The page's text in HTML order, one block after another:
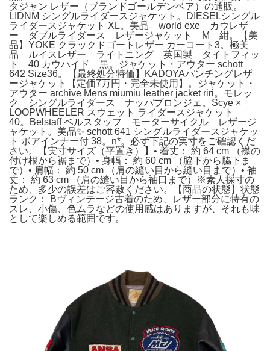
タジャン レザー（ブランドゴールデンベア）の通販。
LIDNM シングルライダースジャケット。DIESELシングル
ライダースジャケット XL。美品 world exe カウレザ
ー ダブルライダース レザージャケット M 紺。【美
品】YOKE クラックドゴートレザー カーコート3。極美
品 ルイスレザー ライトニング 英国製 タイトフィッ
ト 40 カウハイド 黒。ジャケット・アウター schott
642 Size36。【最終処分特価】KADOYAパンチングレザ
ージャケット【定価7万円・完全未使用】。ジャケット・
アウター archive Mens miumiu leather jacket riri。モレッ
ク シングルライダース ナッパプロンジェ。Scye ×
LOOPWHEELER スウェット ライダースジャケット
40。Belstaff ベルスタッフ モーターサイクル レザージ
ャケット。美品✨ schott 641 シングルライダースジャケッ
ト ボアインナー付 38。n*。必ず下記の実寸をご確認くだ
さい。【実寸サイズ（平置き）】• 着丈： 約 64 cm （襟の
付け根から裾まで）• 身幅： 約 60 cm （脇下から脇下ま
で）• 肩幅： 約 50 cm （肩の縫い目から縫い目まで）• 袖
丈： 約 63 cm （肩の縫い目から袖口まで）※素人採寸の
ため、多少の誤差はご容赦ください。【商品の状態】状態
ランク： Bヴィンテージ古着のため、レザー部分に特有の
スレ、小傷、色ムラなどの使用感はありますが、それも味
として楽しめる範囲です。